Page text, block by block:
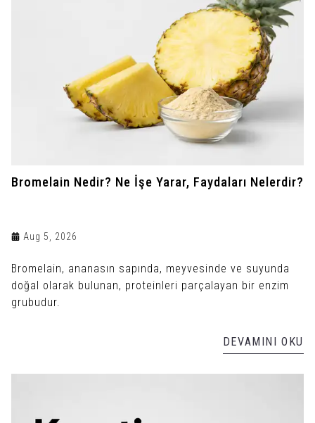
Bromelain Nedir? Ne İşe Yarar, Faydaları Nelerdir?
Aug 5, 2026
Bromelain, ananasın sapında, meyvesinde ve suyunda
doğal olarak bulunan, proteinleri parçalayan bir enzim
grubudur.
DEVAMINI OKU